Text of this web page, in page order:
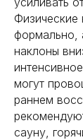
Физические
формально,
наклоны
могут
раннем
сауну,